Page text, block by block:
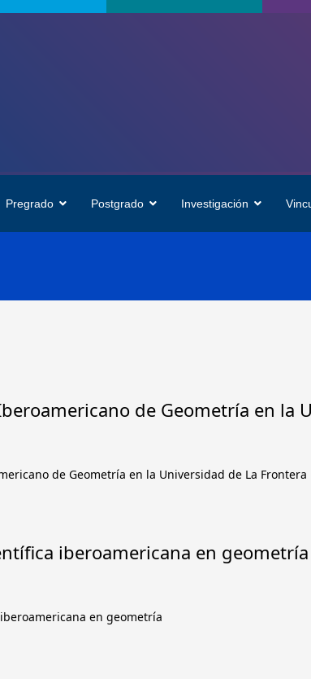
Pregrado Postgrado Investigación
de Geometría en la
de Geometría en la Universidad de La Frontera
iberoamericana en geometría
en geometría